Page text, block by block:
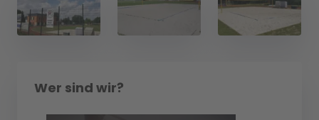
Akzeptieren
powered by
Usercentrics Consent
Wer sind wir?